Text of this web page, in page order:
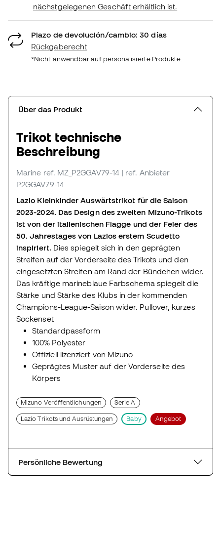
nächstgelegenen Geschäft erhältlich ist.
Plazo de devolución/cambio: 30 días
Rückgaberecht
*Nicht anwendbar auf personalisierte Produkte.
Über das Produkt
Trikot technische
Beschreibung
Marine ref. MZ_P2GGAV79-14 | ref. Anbieter
P2GGAV79-14
Lazio Kleinkinder Auswärtstrikot für die Saison
2023-2024. Das Design des zweiten Mizuno-Trikots
ist von der italienischen Flagge und der Feier des
50. Jahrestages von Lazios erstem Scudetto
inspiriert. Dies spiegelt sich in den geprägten
Streifen auf der Vorderseite des Trikots und den
eingesetzten Streifen am Rand der Bündchen wider.
Das kräftige marineblaue Farbschema spiegelt die
Stärke und Stärke des Klubs in der kommenden
Champions-League-Saison wider. Pullover, kurzes
Sockenset
Standardpassform
100% Polyester
Offiziell lizenziert von Mizuno
Geprägtes Muster auf der Vorderseite des
Körpers
Mizuno Veröffentlichungen Serie A
Lazio Trikots und Ausrüstungen Baby Angebot
Persönliche Bewertung